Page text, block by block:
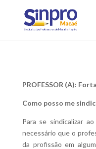
PROFESSOR (A):
Como posso me
Para se sindicalizar
necessário que o
da profissão em